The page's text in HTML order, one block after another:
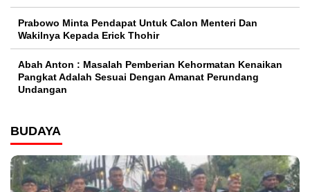
Prabowo Minta Pendapat Untuk Calon Menteri Dan
Wakilnya Kepada Erick Thohir
Abah Anton : Masalah Pemberian Kehormatan Kenaikan
Pangkat Adalah Sesuai Dengan Amanat Perundang
Undangan
BUDAYA